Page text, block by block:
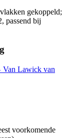
gekoppeld;
passend bij
Van Lawick van
voorkomende